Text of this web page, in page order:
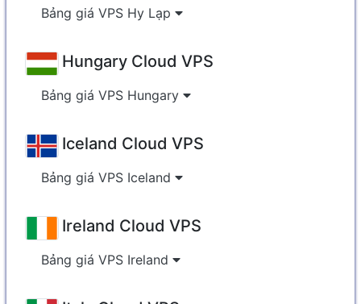
Bảng giá VPS Hy Lạp
Hungary Cloud VPS
Bảng giá VPS Hungary
Iceland Cloud VPS
Bảng giá VPS Iceland
Ireland Cloud VPS
Bảng giá VPS Ireland